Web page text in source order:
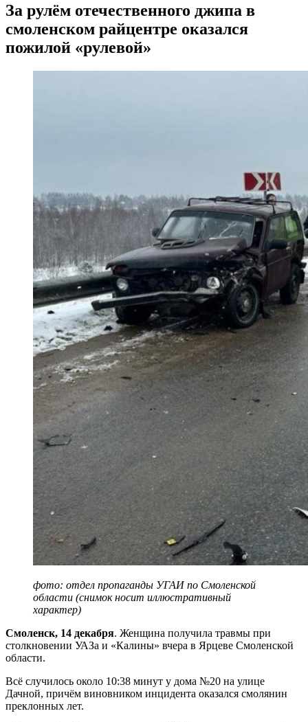
За рулём отечественного джипа в
смоленском райцентре оказался
пожилой «рулевой»
фото: отдел пропаганды УГАИ по Смоленской
области (снимок носит иллюстративный
характер)
Смоленск, 14 декабря. Женщина получила травмы при
столкновении УАЗа и «Калины» вчера в Ярцеве Смоленской
области.
Всё случилось около 10:38 минут у дома №20 на улице
Дачной, причём виновником инцидента оказался смолянин
преклонных лет.